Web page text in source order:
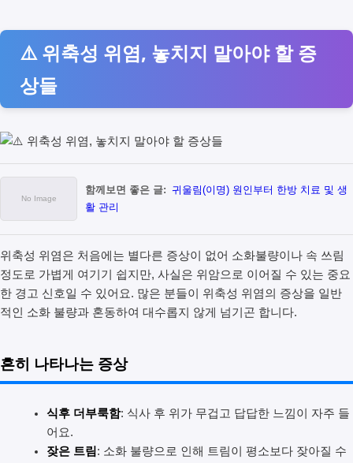
⚠️ 위축성 위염, 놓치지 말아야 할 증
상들
함께보면 좋은 글: 귀울림(이명) 원인부터 한방 치료 및 생
활 관리
위축성 위염은 처음에는 별다른 증상이 없어 소화불량이나 속 쓰림
정도로 가볍게 여기기 쉽지만, 사실은 위암으로 이어질 수 있는 중요
한 경고 신호일 수 있어요. 많은 분들이 위축성 위염의 증상을 일반
적인 소화 불량과 혼동하여 대수롭지 않게 넘기곤 합니다.
흔히 나타나는 증상
식후 더부룩함: 식사 후 위가 무겁고 답답한 느낌이 자주 들
어요.
잦은 트림: 소화 불량으로 인해 트림이 평소보다 잦아질 수